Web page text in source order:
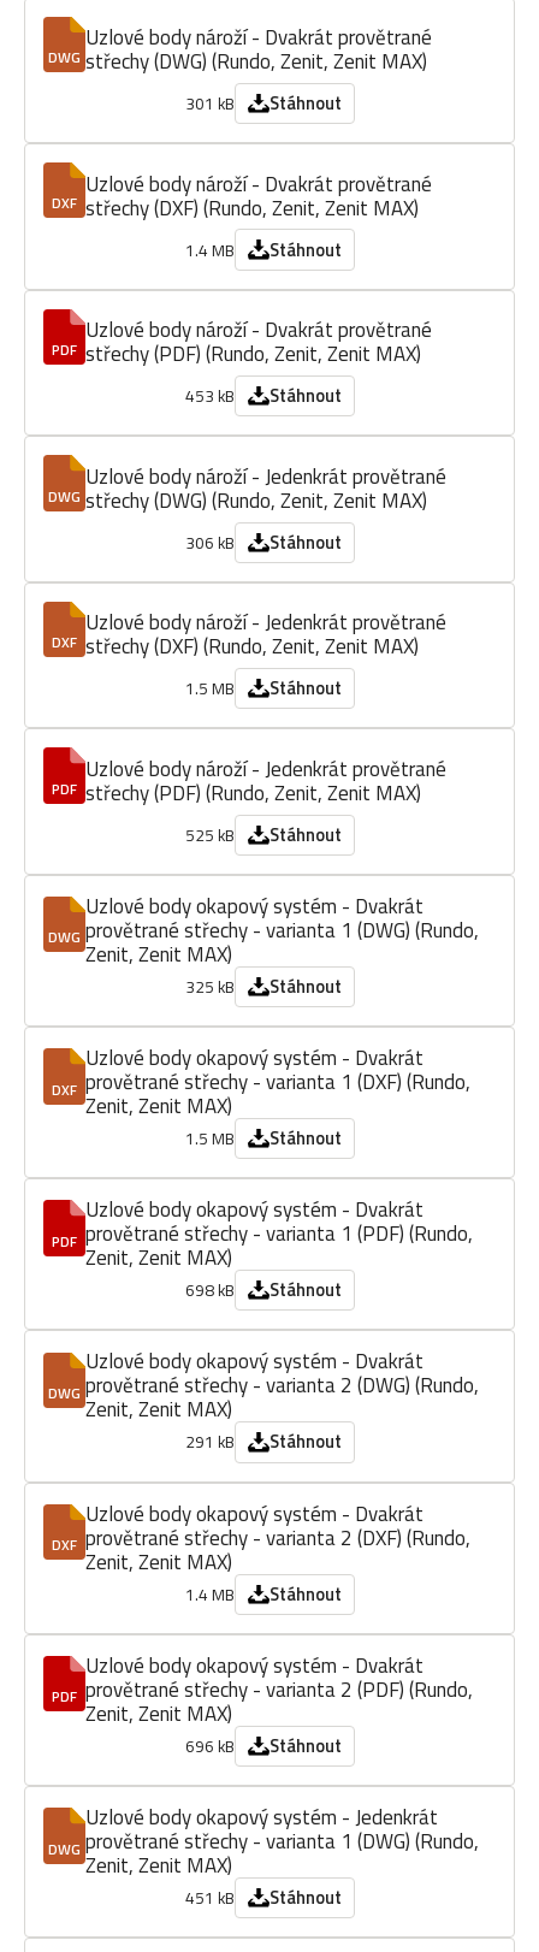
DWG
Uzlové body nároží - Dvakrát provětrané
střechy (DWG) (Rundo, Zenit, Zenit MAX)
301 kB Stáhnout
DXF
Uzlové body nároží - Dvakrát provětrané
střechy (DXF) (Rundo, Zenit, Zenit MAX)
1.4 MB Stáhnout
PDF
Uzlové body nároží - Dvakrát provětrané
střechy (PDF) (Rundo, Zenit, Zenit MAX)
453 kB Stáhnout
DWG
Uzlové body nároží - Jedenkrát provětrané
střechy (DWG) (Rundo, Zenit, Zenit MAX)
306 kB Stáhnout
DXF
Uzlové body nároží - Jedenkrát provětrané
střechy (DXF) (Rundo, Zenit, Zenit MAX)
1.5 MB Stáhnout
PDF
Uzlové body nároží - Jedenkrát provětrané
střechy (PDF) (Rundo, Zenit, Zenit MAX)
525 kB Stáhnout
DWG
Uzlové body okapový systém - Dvakrát
provětrané střechy - varianta 1 (DWG) (Rundo,
Zenit, Zenit MAX)
325 kB Stáhnout
DXF
Uzlové body okapový systém - Dvakrát
provětrané střechy - varianta 1 (DXF) (Rundo,
Zenit, Zenit MAX)
1.5 MB Stáhnout
PDF
Uzlové body okapový systém - Dvakrát
provětrané střechy - varianta 1 (PDF) (Rundo,
Zenit, Zenit MAX)
698 kB Stáhnout
DWG
Uzlové body okapový systém - Dvakrát
provětrané střechy - varianta 2 (DWG) (Rundo,
Zenit, Zenit MAX)
291 kB Stáhnout
DXF
Uzlové body okapový systém - Dvakrát
provětrané střechy - varianta 2 (DXF) (Rundo,
Zenit, Zenit MAX)
1.4 MB Stáhnout
PDF
Uzlové body okapový systém - Dvakrát
provětrané střechy - varianta 2 (PDF) (Rundo,
Zenit, Zenit MAX)
696 kB Stáhnout
DWG
Uzlové body okapový systém - Jedenkrát
provětrané střechy - varianta 1 (DWG) (Rundo,
Zenit, Zenit MAX)
451 kB Stáhnout